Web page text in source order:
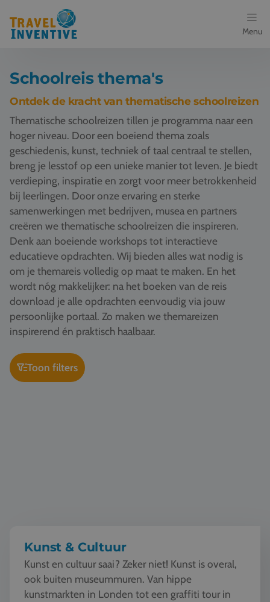
Menu
Bestemmingen
Schoolreis thema's
Voor docenten
Over ons
Een offerte aanvragen
Referenties
Vacatures
Contact
076 522 30 57
Klantportaal
Schoolreis thema's
Ontdek de kracht van thematische schoolreizen
Thematische schoolreizen tillen je programma naar een
hoger niveau. Door een boeiend thema zoals
geschiedenis, kunst, techniek of taal centraal te stellen,
breng je lesstof op een unieke manier tot leven. Je biedt
verdieping, inspiratie en zorgt voor meer betrokkenheid
bij leerlingen. Door onze ervaring en sterke
samenwerkingen met bedrijven, musea en partners
creëren we thematische schoolreizen die inspireren.
Denk aan boeiende workshops tot interactieve
educatieve opdrachten. Wij bieden alles wat nodig is
om je themareis volledig op maat te maken. En het
wordt nóg makkelijker: na het boeken van de reis
download je alle opdrachten eenvoudig via jouw
persoonlijke portaal. Zo maken we themareizen
inspirerend én praktisch haalbaar.
Toon filters
Kunst & Cultuur
Kunst en cultuur saai? Zeker niet! Kunst is overal,
ook buiten museummuren. Van hippe
kunstmarkten in Londen tot een graffiti tour in